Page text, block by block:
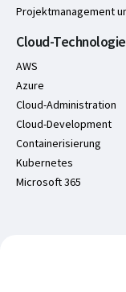
Projektmanagement
Cloud-
AWS
Azure
Cloud-Administration
Cloud-Development
Containerisierung
Kubernetes
Microsoft 365